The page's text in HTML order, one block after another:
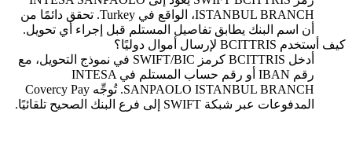
ISTANBUL BRANCH، الواقع في Turkey. تحقق دائمًا من
أن اسم البنك يطابق تفاصيل المستلم قبل إجراء أي تحويل.
كيف أستخدم BCITTRIS لإرسال أموال دوليًا؟
أدخل BCITTRIS كرمز SWIFT/BIC في نموذج التحويل، مع
رقم IBAN أو رقم حساب المستلم في INTESA
SANPAOLO ISTANBUL BRANCH. تُوجِّه Covercy Pay
المدفوعات عبر شبكة SWIFT إلى فرع البنك الصحيح تلقائيًا.